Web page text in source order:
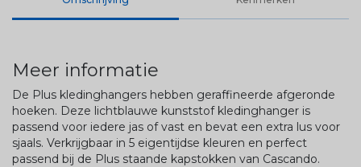
Meer informatie
De Plus kledinghangers hebben geraffineerde afgeronde
hoeken. Deze lichtblauwe kunststof kledinghanger is
passend voor iedere jas of vast en bevat een extra lus voor
sjaals. Verkrijgbaar in 5 eigentijdse kleuren en perfect
passend bij de Plus staande kapstokken van Cascando.